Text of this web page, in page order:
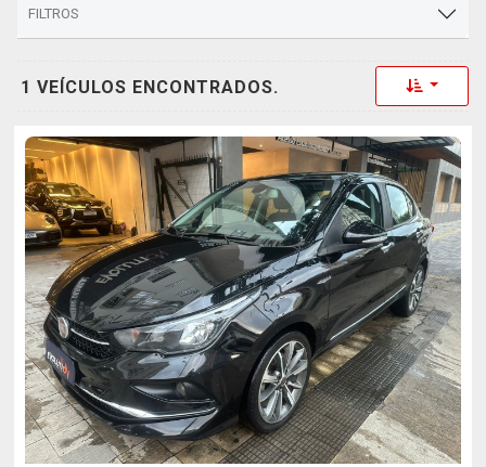
FILTROS
1 VEÍCULOS ENCONTRADOS. Toggle